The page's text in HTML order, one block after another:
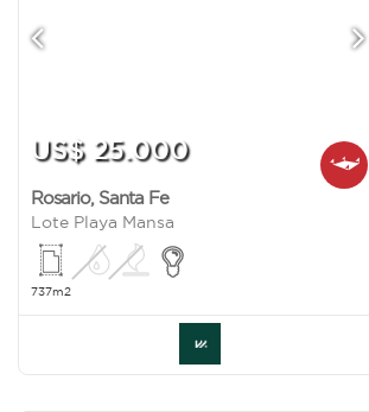
US$ 25.000
Rosario, Santa Fe
Lote Playa Mansa
737m2